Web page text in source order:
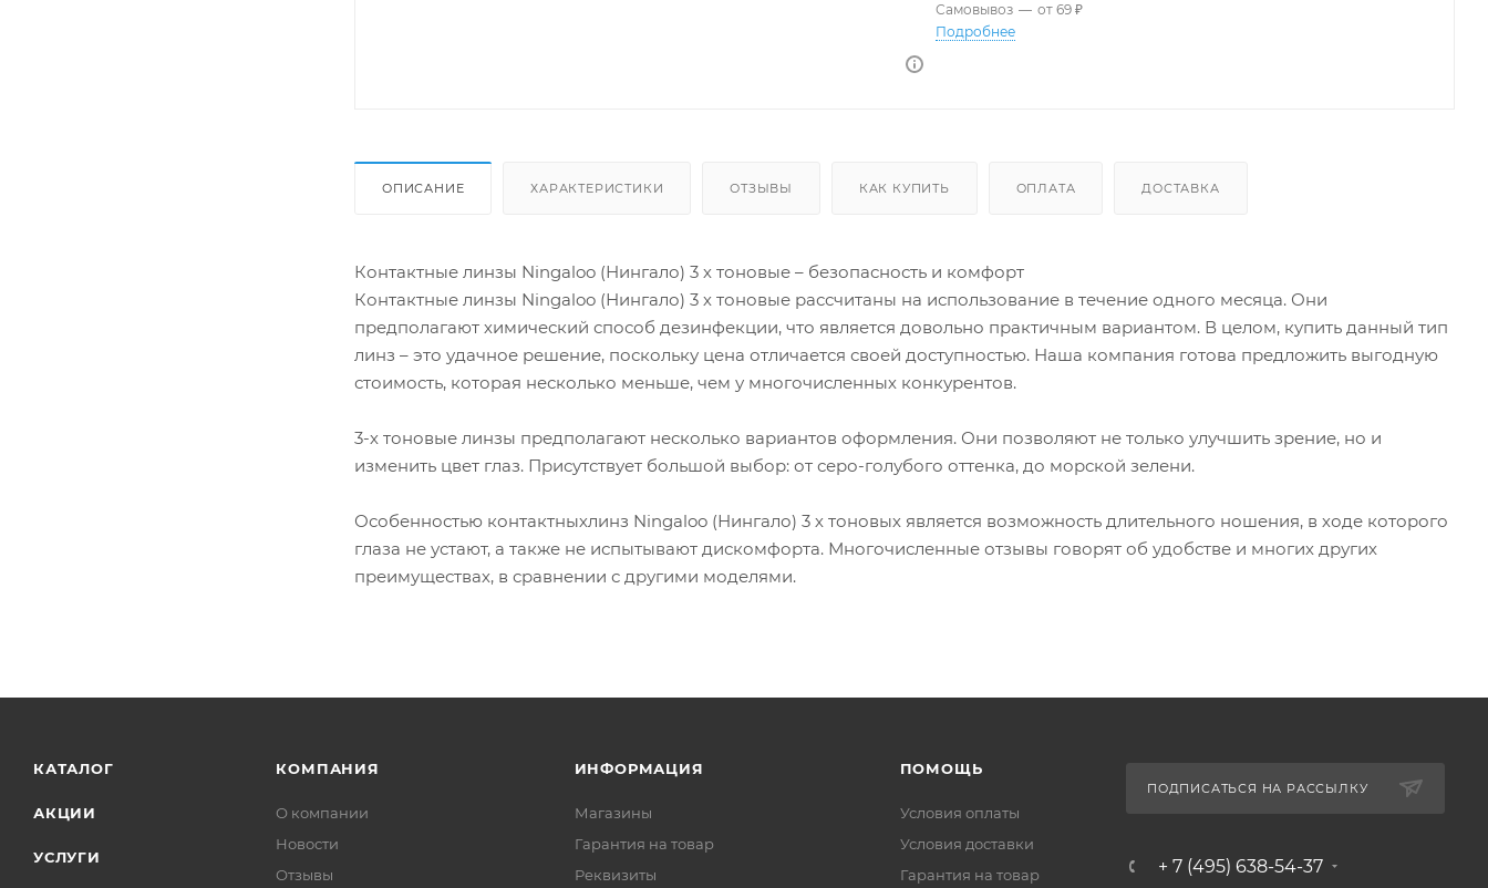
Самовывоз — от 69 ₽
Подробнее
ОПИСАНИЕ ХАРАКТЕРИСТИКИ ОТЗЫВЫ КАК КУПИТЬ ОПЛАТА ДОСТАВКА
Контактные линзы Ningaloo (Нингало) 3 х тоновые – безопасность и комфорт
Контактные линзы Ningaloo (Нингало) 3 х тоновые рассчитаны на использование в течение одного месяца. Они
предполагают химический способ дезинфекции, что является довольно практичным вариантом. В целом, купить данный тип
линз – это удачное решение, поскольку цена отличается своей доступностью. Наша компания готова предложить выгодную
стоимость, которая несколько меньше, чем у многочисленных конкурентов.
3-х тоновые линзы предполагают несколько вариантов оформления. Они позволяют не только улучшить зрение, но и
изменить цвет глаз. Присутствует большой выбор: от серо-голубого оттенка, до морской зелени.
Особенностью контактныхлинз Ningaloo (Нингало) 3 х тоновых является возможность длительного ношения, в ходе которого
глаза не устают, а также не испытывают дискомфорта. Многочисленные отзывы говорят об удобстве и многих других
преимуществах, в сравнении с другими моделями.
КАТАЛОГ
АКЦИИ
УСЛУГИ
КОМПАНИЯ
О компании
Новости
Отзывы
ИНФОРМАЦИЯ
Магазины
Гарантия на товар
Реквизиты
ПОМОЩЬ
Условия оплаты
Условия доставки
Гарантия на товар
ПОДПИСАТЬСЯ НА РАССЫЛКУ
+ 7 (495) 638-54-37